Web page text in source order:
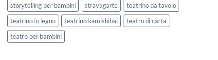
storytelling per bambini
stravagarte
teatrino da tavolo
teatrino in legno
teatrino kamishibai
teatro di carta
teatro per bambini